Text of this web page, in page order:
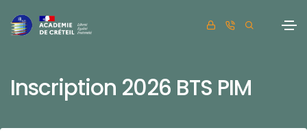
Inscription 2026 BTS PIM